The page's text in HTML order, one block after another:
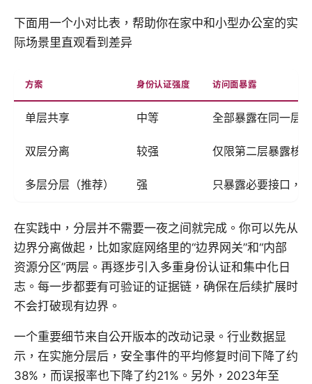
下面用一个小对比表，帮助你在家中和小型办公室的实
际场景里直观看到差异
方案 身份认证强度 访问面暴露
单层共享 中等 全部暴露在同一层
双层分离 较强 仅限第二层暴露核
多层分层（推荐） 强 只暴露必要接口，
在实践中，分层并不需要一夜之间就完成。你可以先从
边界分离做起，比如家庭网络里的“边界网关”和“内部
资源分区”两层。再逐步引入多重身份认证和集中化日
志。每一步都要有可验证的证据链，确保在后续扩展时
不会打破现有边界。
一个重要细节来自公开版本的改动记录。行业数据显
示，在实施分层后，安全事件的平均修复时间下降了约
38%，而误报率也下降了约21%。另外，2023年至